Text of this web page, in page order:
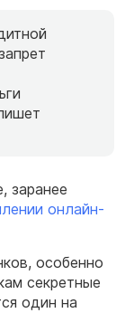
заранее
онлайн-
особенно
секретные
один на